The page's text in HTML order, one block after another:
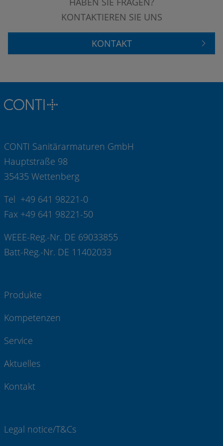
KONTAKTIEREN SIE UNS
KONTAKT
CONTI Sanitärarmaturen GmbH
Hauptstraße 98
35435 Wettenberg
Tel +49 641 98221-0
Fax +49 641 98221-50
WEEE-Reg.-Nr. DE 69033855
Batt-Reg.-Nr. DE 11402033
Produkte
Kompetenzen
Service
Aktuelles
Kontakt
Legal notice/T&Cs